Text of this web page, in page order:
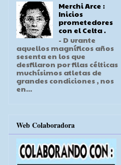
Merchi Arce :
Inicios
prometedores
con el Celta .
- D urante
aquellos magníficos años
sesenta en los que
desfilaron por filas célticas
muchísimos atletas de
grandes condiciones , nos
en...
Web Colaboradora